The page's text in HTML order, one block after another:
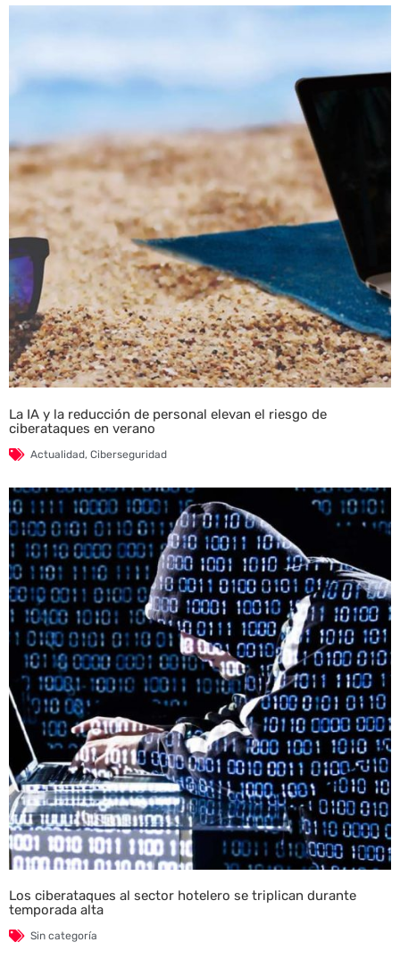
La IA y la reducción de personal elevan el riesgo de
ciberataques en verano
Actualidad, Ciberseguridad
Los ciberataques al sector hotelero se triplican durante
temporada alta
Sin categoría